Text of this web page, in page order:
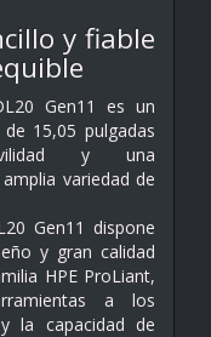
y fiable
Gen11 es un
15,05 pulgadas
y una
variedad de
Gen11 dispone
y gran calidad
HPE ProLiant,
a los
la capacidad de